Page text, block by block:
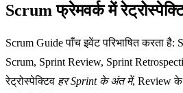
Scrum फ्रेमवर्क में
Scrum Guide पाँच इवेंट परिभाषित करता
Scrum, Sprint Review, Sprint
रेट्रोस्पेक्टिव हर Sprint के अंत में, Review